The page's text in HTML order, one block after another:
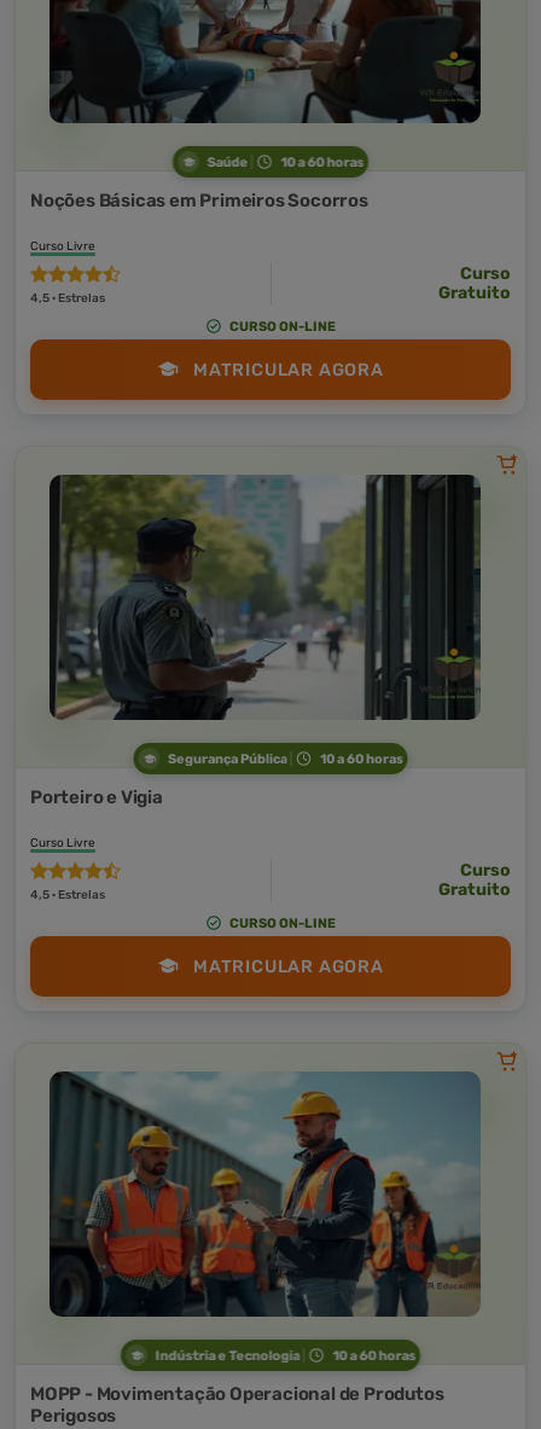
Saúde 10 a 60 horas
Noções Básicas em Primeiros Socorros
Curso Livre
4,5 · Estrelas
Curso
Gratuito
CURSO ON-LINE
MATRICULAR AGORA
Segurança Pública 10 a 60 horas
Porteiro e Vigia
Curso Livre
4,5 · Estrelas
Curso
Gratuito
CURSO ON-LINE
MATRICULAR AGORA
Indústria e Tecnologia 10 a 60 horas
MOPP - Movimentação Operacional de Produtos
Perigosos